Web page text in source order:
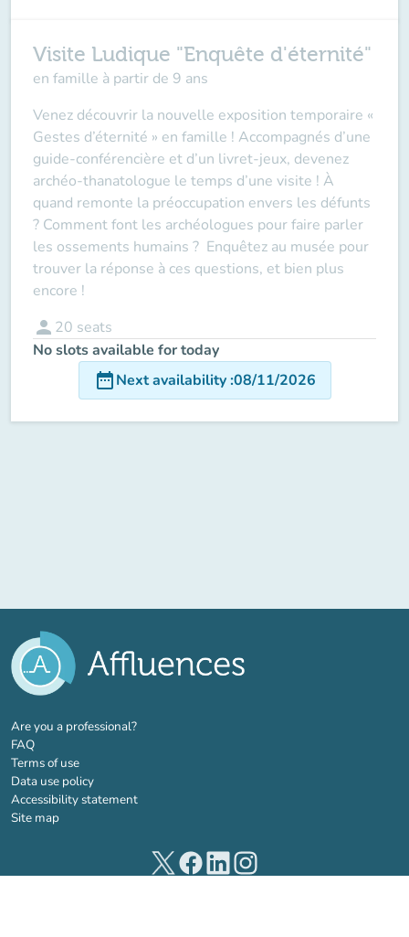
Visite Ludique "Enquête d'éternité"
en famille à partir de 9 ans
Venez découvrir la nouvelle exposition temporaire «
Gestes d’éternité » en famille ! Accompagnés d’une
guide-conférencière et d’un livret-jeux, devenez
archéo-thanatologue le temps d’une visite ! À
quand remonte la préoccupation envers les défunts
? Comment font les archéologues pour faire parler
les ossements humains ? Enquêtez au musée pour
trouver la réponse à ces questions, et bien plus
encore !
person 20 seats
No slots available for today
date_rangeNext availability:08/11/2026
Are you a professional?(new tab)
FAQ
Terms of use
Data use policy
Accessibility statement
Site map
(new tab)(new tab)(new tab)